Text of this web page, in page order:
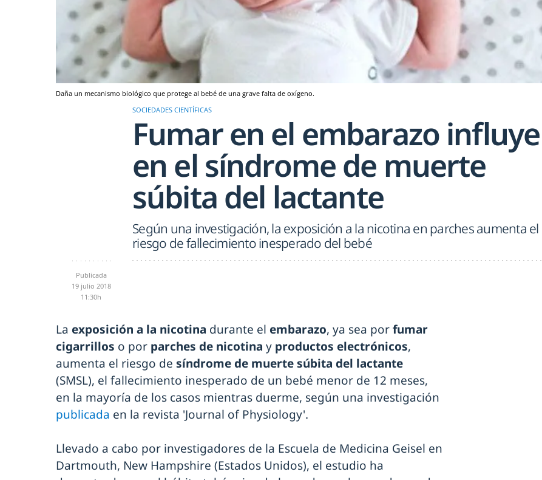
Daña un mecanismo biológico que protege al bebé de una grave falta de oxígeno.
SOCIEDADES CIENTÍFICAS
Fumar en el embarazo influye
en el síndrome de muerte
súbita del lactante
Según una investigación, la exposición a la nicotina en parches aumenta el
riesgo de fallecimiento inesperado del bebé
Publicada
19 julio 2018
11:30h
La exposición a la nicotina durante el embarazo, ya sea porfumar
cigarrillos o por parches de nicotina y productos electrónicos,
aumenta el riesgo de síndrome de muerte súbita del lactante
(SMSL), el fallecimiento inesperado de un bebé menor de 12 meses,
en la mayoría de los casos mientras duerme, según una investigación
publicada en la revista 'Journal of Physiology'.
Llevado a cabo por investigadores de la Escuela de Medicina Geisel en
Dartmouth, New Hampshire (Estados Unidos), el estudio ha